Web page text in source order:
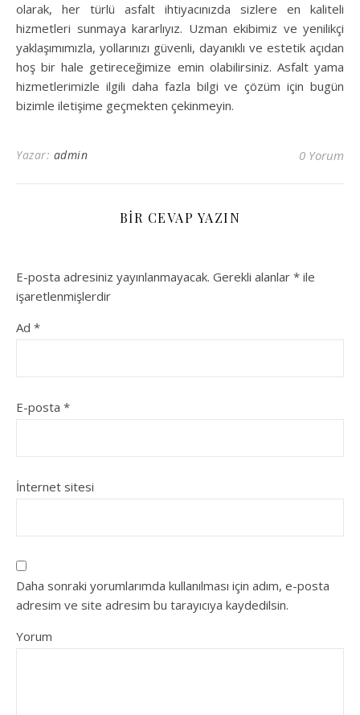
olarak, her türlü asfalt ihtiyacınızda sizlere en kaliteli
hizmetleri sunmaya kararlıyız. Uzman ekibimiz ve yenilikçi
yaklaşımımızla, yollarınızı güvenli, dayanıklı ve estetik açıdan
hoş bir hale getireceğimize emin olabilirsiniz. Asfalt yama
hizmetlerimizle ilgili daha fazla bilgi ve çözüm için bugün
bizimle iletişime geçmekten çekinmeyin.
Yazar: admin 0 Yorum
BIR CEVAP YAZIN
E-posta adresiniz yayınlanmayacak. Gerekli alanlar * ile
işaretlenmişlerdir
Ad *
E-posta *
İnternet sitesi
Daha sonraki yorumlarımda kullanılması için adım, e-posta
adresim ve site adresim bu tarayıcıya kaydedilsin.
Yorum